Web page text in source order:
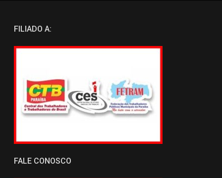
FILIADO A:
FALE CONOSCO